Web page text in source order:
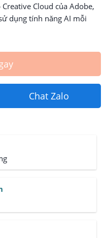
Cloud của Adobe,
dụng tính năng AI mỗi
Chat Zalo